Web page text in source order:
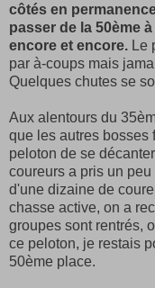
côtés en
passer de la 50ème
encore et encore. Le
par à-coups mais
Quelques chutes se
Aux alentours du
que les autres bosses
peloton de se
coureurs a pris un
d'une dizaine de
chasse active, on a
groupes sont rentrés,
ce peloton, je restais
50ème place.